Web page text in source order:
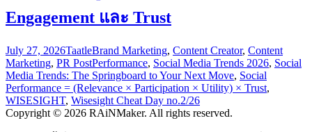
Engagement และ Trust
July 27, 2026TaatleBrand Marketing, Content Creator, Content
Marketing, PR PostPerformance, Social Media Trends 2026, Social
Media Trends: The Springboard to Your Next Move, Social
Performance = (Relevance × Participation × Utility) × Trust,
WISESIGHT, Wisesight Cheat Day no.2/26
Copyright © 2026 RAiNMaker. All rights reserved.